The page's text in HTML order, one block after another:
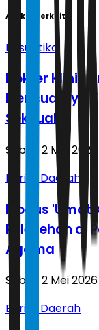
Artikel Terkait
Kasuistika
Dokter Klinik
Mencuatnya
Seksual
Sabtu, 2 Mei 2026
Berita Daerah
Modus 'Umat
Pelecehan di
Agama
Sabtu, 2 Mei
Berita Daerah